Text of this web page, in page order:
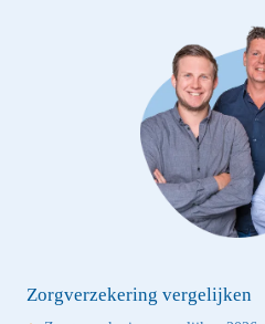
Zorgverzekering vergelijken